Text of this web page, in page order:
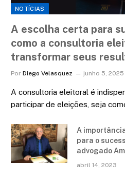
NOTÍCIAS
A escolha certa para
como a consultoria
transformar seus
Por Diego Velasquez junho 5, 2025
A consultoria eleitoral é
participar de eleições, seja
A
para o
advogado
abril 14, 2023